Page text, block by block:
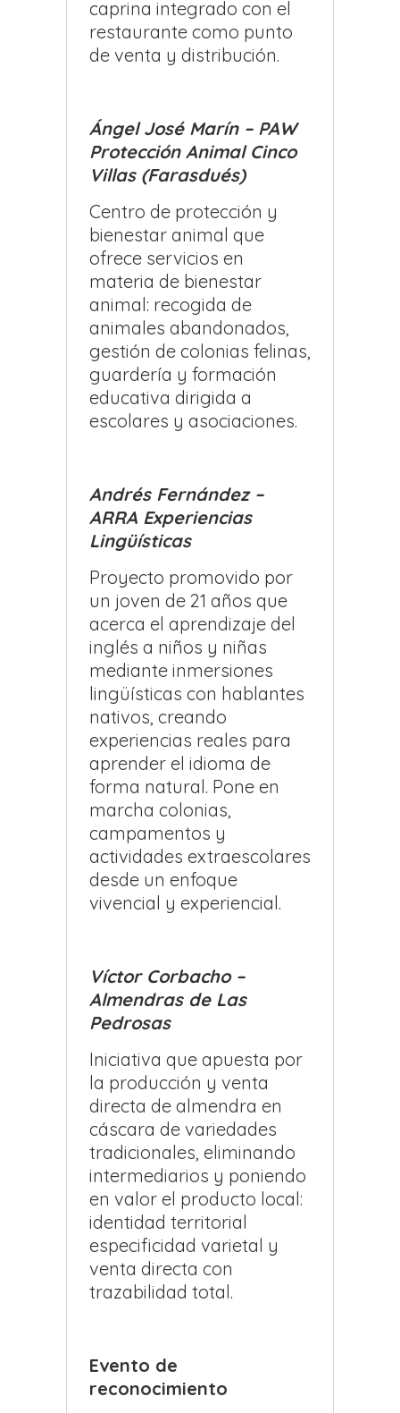
caprina integrado con el
restaurante como punto
de venta y distribución.
Ángel José Marín – PAW
Protección Animal Cinco
Villas (Farasdués)
Centro de protección y
bienestar animal que
ofrece servicios en
materia de bienestar
animal: recogida de
animales abandonados,
gestión de colonias felinas,
guardería y formación
educativa dirigida a
escolares y asociaciones.
Andrés Fernández –
ARRA Experiencias
Lingüísticas
Proyecto promovido por
un joven de 21 años que
acerca el aprendizaje del
inglés a niños y niñas
mediante inmersiones
lingüísticas con hablantes
nativos, creando
experiencias reales para
aprender el idioma de
forma natural. Pone en
marcha colonias,
campamentos y
actividades extraescolares
desde un enfoque
vivencial y experiencial.
Víctor Corbacho –
Almendras de Las
Pedrosas
Iniciativa que apuesta por
la producción y venta
directa de almendra en
cáscara de variedades
tradicionales, eliminando
intermediarios y poniendo
en valor el producto local:
identidad territorial
especificidad varietal y
venta directa con
trazabilidad total.
Evento de
reconocimiento